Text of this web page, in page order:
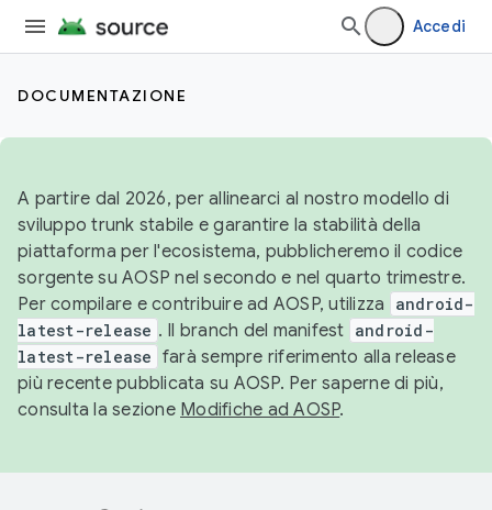
Accedi
DOCUMENTAZIONE
A partire dal 2026, per allinearci al nostro modello di
sviluppo trunk stabile e garantire la stabilità della
piattaforma per l'ecosistema, pubblicheremo il codice
sorgente su AOSP nel secondo e nel quarto trimestre.
Per compilare e contribuire ad AOSP, utilizza
android-
latest-release . Il branch del manifest android-
latest-release farà sempre riferimento alla release
più recente pubblicata su AOSP. Per saperne di più,
consulta la sezione Modifiche ad AOSP.